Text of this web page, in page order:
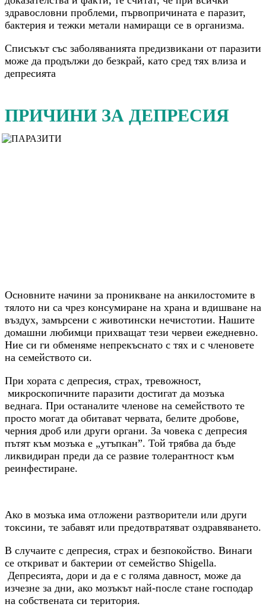
здравословни проблеми, първопричината е паразит,
бактерия и тежки метали намиращи се в организма.
Списъкът със заболяванията предизвикани от паразити
може да продължи до безкрай, като сред тях влиза и
депресията
ПРИЧИНИ ЗА ДЕПРЕСИЯ
Основните начини за проникване на анкилостомите в
тялото ни са чрез консумиране на храна и вдишване на
въздух, замърсени с животински нечистотии. Нашите
домашни любимци прихващат тези червеи ежедневно.
Ние си ги обменяме непрекъснато с тях и с членовете
на семейството си.
При хората с депресия, страх, тревожност,
микроскопичните паразити достигат да мозъка
веднага. При останалите членове на семейството те
просто могат да обитават червата, белите дробове,
черния дроб или други органи. За човека с депресия
пътят към мозъка е „утъпкан”. Той трябва да бъде
ликвидиран преди да се развие толерантност към
реинфестиране.
Ако в мозъка има отложени разтворители или други
токсини, те забавят или предотвратяват оздравяването.
В случаите с депресия, страх и безпокойство. Винаги
се откриват и бактерии от семейство Shigella.
Депресията, дори и да е с голяма давност, може да
изчезне за дни, ако мозъкът най-после стане господар
на собствената си територия.